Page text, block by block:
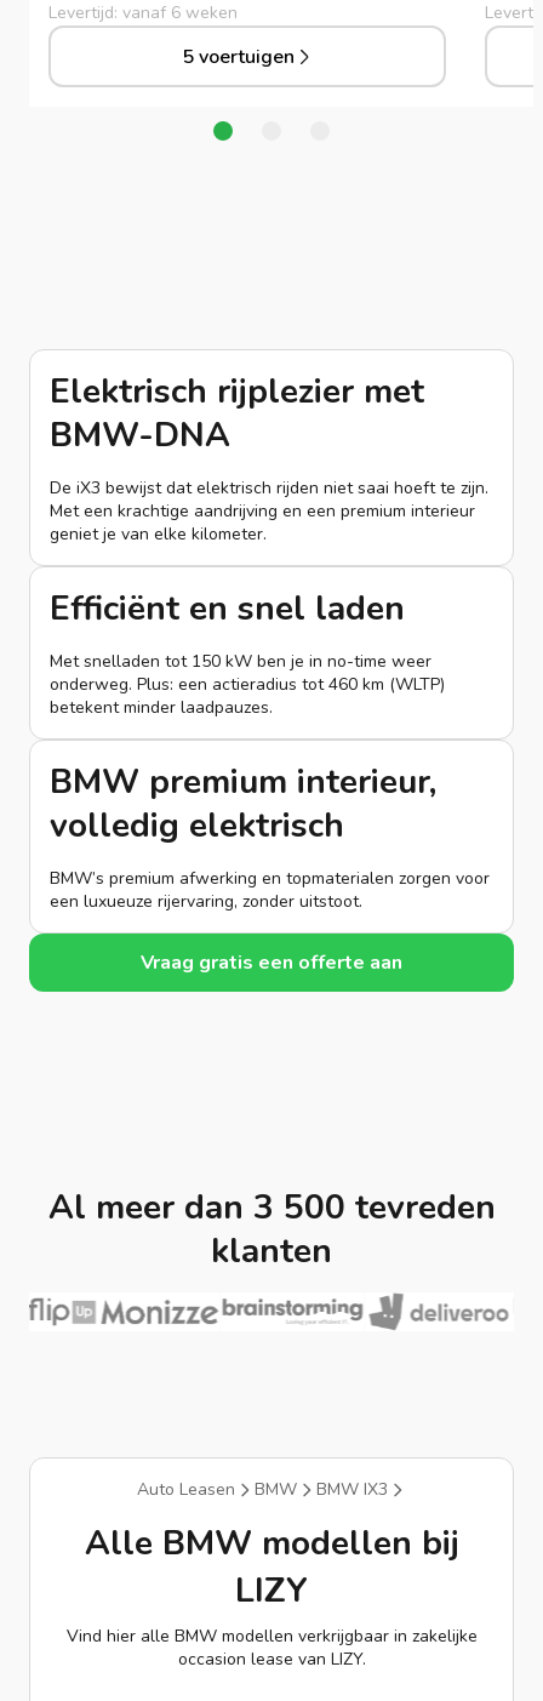
Levertijd: vanaf 6 weken
5 voertuigen
Elektrisch rijplezier met
BMW-DNA
De iX3 bewijst dat elektrisch rijden niet saai hoeft te zijn.
Met een krachtige aandrijving en een premium interieur
geniet je van elke kilometer.
Efficiënt en snel laden
Met snelladen tot 150 kW ben je in no-time weer
onderweg. Plus: een actieradius tot 460 km (WLTP)
betekent minder laadpauzes.
BMW premium interieur,
volledig elektrisch
BMW’s premium afwerking en topmaterialen zorgen voor
een luxueuze rijervaring, zonder uitstoot.
Vraag gratis een offerte aan
Al meer dan 3 500 tevreden
klanten
Auto Leasen BMW BMW IX3
Alle BMW modellen bij
LIZY
Vind hier alle BMW modellen verkrijgbaar in zakelijke
occasion lease van LIZY.